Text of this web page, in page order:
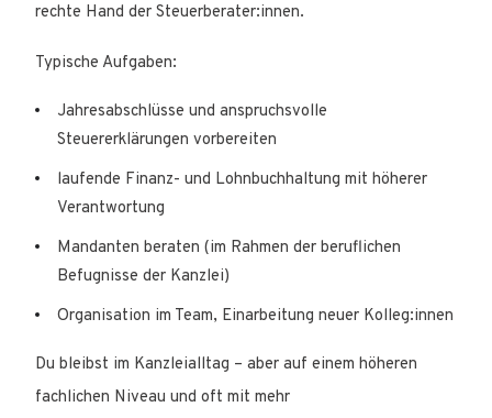
rechte Hand der Steuerberater:innen.
Typische Aufgaben:
Jahresabschlüsse und anspruchsvolle
Steuererklärungen vorbereiten
laufende Finanz- und Lohnbuchhaltung mit höherer
Verantwortung
Mandanten beraten (im Rahmen der beruflichen
Befugnisse der Kanzlei)
Organisation im Team, Einarbeitung neuer Kolleg:innen
Du bleibst im Kanzleialltag – aber auf einem höheren
fachlichen Niveau und oft mit mehr